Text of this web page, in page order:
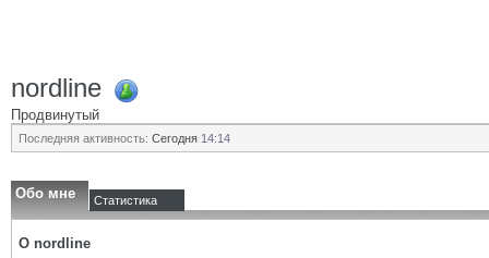
nordline
Продвинутый
Последняя активность: Сегодня 14:14
Обо мне Статистика
О nordline